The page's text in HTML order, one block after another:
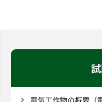
電気工作物の概要（